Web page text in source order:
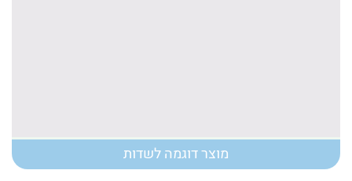
מוצר דוגמה לשדות